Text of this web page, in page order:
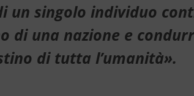
un singolo individuo
di una nazione e
di tutta l’umanità».